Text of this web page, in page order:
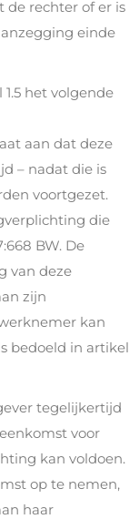
de rechter of er is
einde
het volgende
aan dat deze
– nadat die is
voortgezet.
die
BW. De
van deze
zijn
kan
bedoeld in artikel
tegelijkertijd
voor
kan voldoen.
op te nemen,
haar